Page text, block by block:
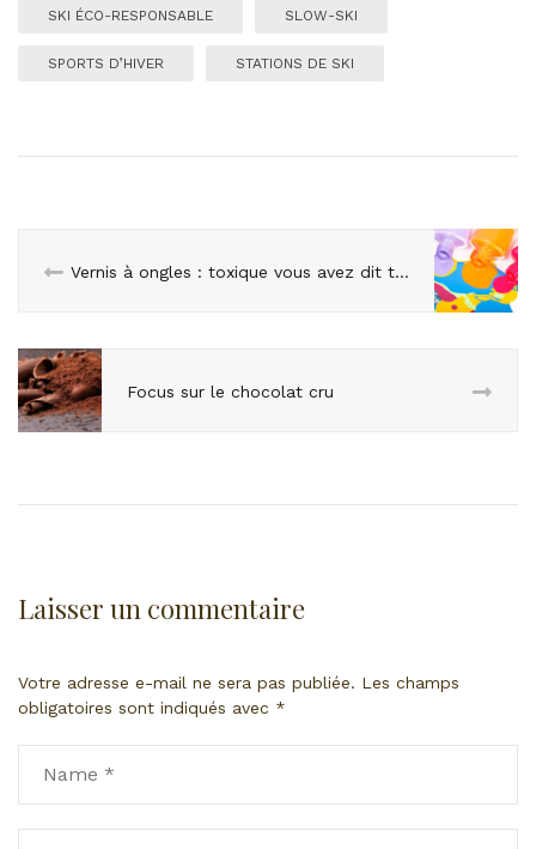
SKI ÉCO-RESPONSABLE SLOW-SKI
SPORTS D’HIVER STATIONS DE SKI
Vernis à ongles : toxique vous avez dit toxique ?
Focus sur le chocolat cru
Laisser un commentaire
Votre adresse e-mail ne sera pas publiée. Les champs
obligatoires sont indiqués avec *